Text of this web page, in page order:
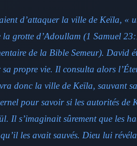
d’attaquer la ville de Keïla, «
grotte d’Adoullam (1 Samuel
de la Bible Semeur). David
propre vie. Il consulta alors
donc la ville de Keïla, sauvant
pour savoir si les autorités de
Il s’imaginait sûrement que les
les avait sauvés. Dieu lui